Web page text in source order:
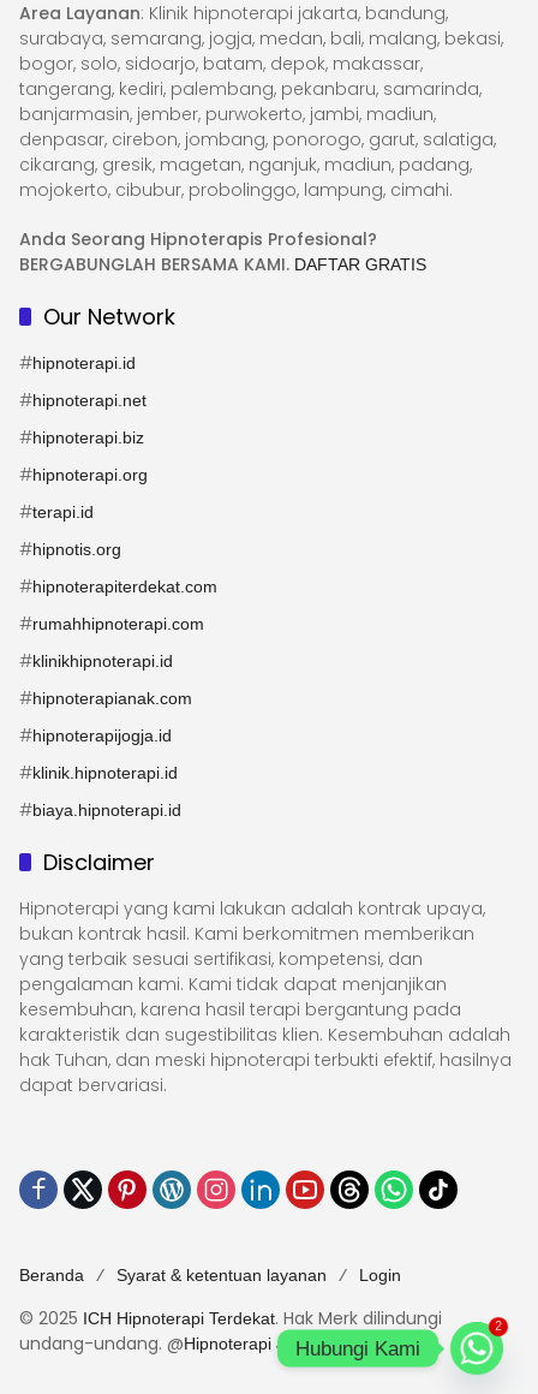
Area Layanan: Klinik hipnoterapi jakarta, bandung,
surabaya, semarang, jogja, medan, bali, malang, bekasi,
bogor, solo, sidoarjo, batam, depok, makassar,
tangerang, kediri, palembang, pekanbaru, samarinda,
banjarmasin, jember, purwokerto, jambi, madiun,
denpasar, cirebon, jombang, ponorogo, garut, salatiga,
cikarang, gresik, magetan, nganjuk, madiun, padang,
mojokerto, cibubur, probolinggo, lampung, cimahi.
Anda Seorang Hipnoterapis Profesional?
BERGABUNGLAH BERSAMA KAMI. DAFTAR GRATIS
Our Network
#hipnoterapi.id
#hipnoterapi.net
#hipnoterapi.biz
#hipnoterapi.org
#terapi.id
#hipnotis.org
#hipnoterapiterdekat.com
#rumahhipnoterapi.com
#klinikhipnoterapi.id
#hipnoterapianak.com
#hipnoterapijogja.id
#klinik.hipnoterapi.id
#biaya.hipnoterapi.id
Disclaimer
Hipnoterapi yang kami lakukan adalah kontrak upaya,
bukan kontrak hasil. Kami berkomitmen memberikan
yang terbaik sesuai sertifikasi, kompetensi, dan
pengalaman kami. Kami tidak dapat menjanjikan
kesembuhan, karena hasil terapi bergantung pada
karakteristik dan sugestibilitas klien. Kesembuhan adalah
hak Tuhan, dan meski hipnoterapi terbukti efektif, hasilnya
dapat bervariasi.
Beranda Syarat & ketentuan layanan Login
© 2025 ICH Hipnoterapi Terdekat. Hak Merk dilindungi
undang-undang. @Hipnoterapi Jogja
2
Hubungi Kami